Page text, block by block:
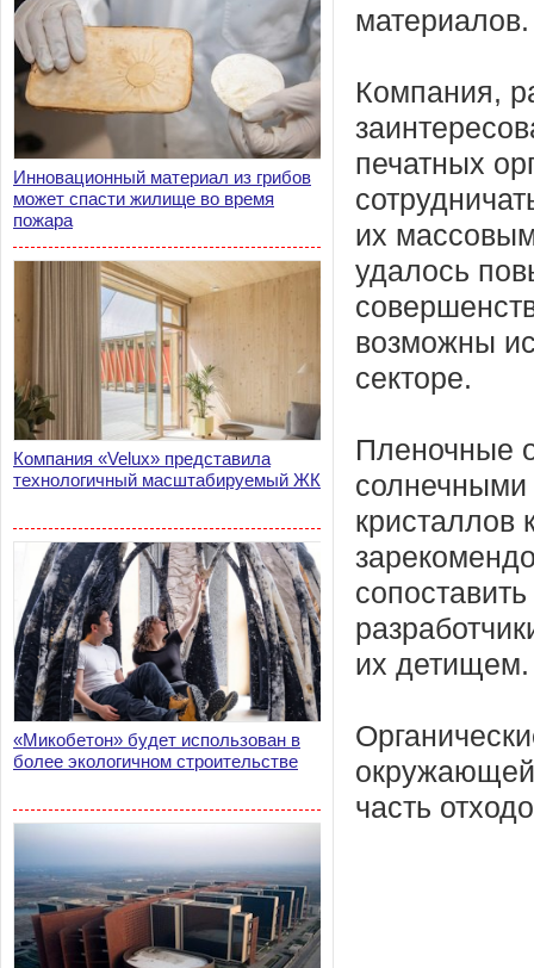
Инновационный материал из грибов
может спасти жилище во время
пожара
Компания «Velux» представила
технологичный масштабируемый ЖК
«Микобетон» будет использован в
более экологичном строительстве
материалов.
Компания,
печатных
их
удалось
возможны
секторе.
Пленочные
кристаллов
их детищем.
окружающей
часть